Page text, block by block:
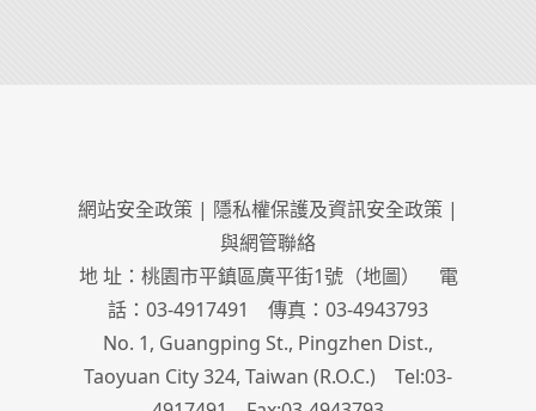
網站安全政策 | 隱私權保護及資訊安全政策 |
與網管聯絡
地 址：桃園市平鎮區廣平街1號（地圖） 電
話：03-4917491 傳真：03-4943793
No. 1, Guangping St., Pingzhen Dist.,
Taoyuan City 324, Taiwan (R.O.C.) Tel:03-